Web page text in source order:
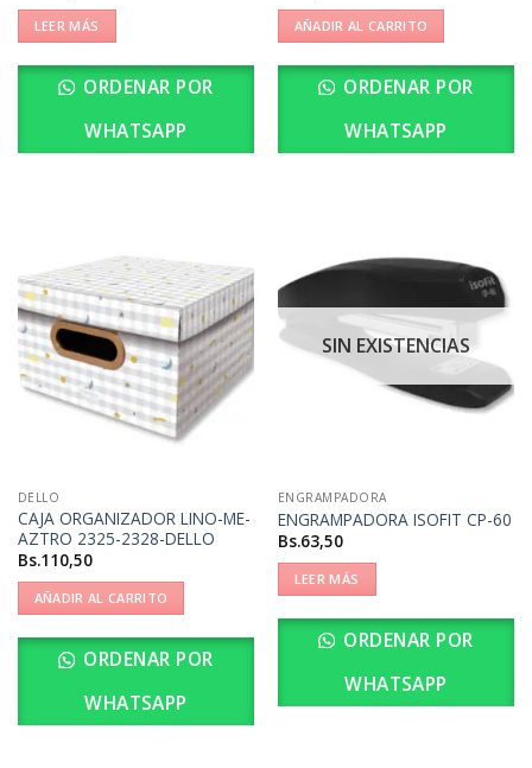
LEER MÁS
ORDENAR POR
WHATSAPP
AÑADIR AL CARRITO
ORDENAR POR
WHATSAPP
DELLO
CAJA ORGANIZADOR LINO-ME-
AZTRO 2325-2328-DELLO
Bs.110,50
AÑADIR AL CARRITO
ORDENAR POR
WHATSAPP
SIN EXISTENCIAS
ENGRAMPADORA
ENGRAMPADORA ISOFIT CP-60
Bs.63,50
LEER MÁS
ORDENAR POR
WHATSAPP